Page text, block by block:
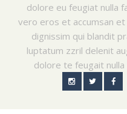
dolore eu feugiat nulla
vero eros et accumsan
dignissim qui blandit
luptatum zzril delenit
dolore te feugait nulla